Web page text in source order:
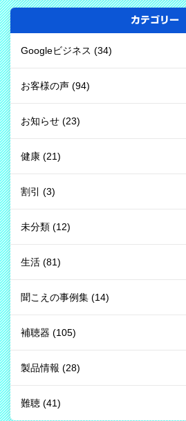
カテゴリー
Googleビジネス (34)
お客様の声 (94)
お知らせ (23)
健康 (21)
割引 (3)
未分類 (12)
生活 (81)
聞こえの事例集 (14)
補聴器 (105)
製品情報 (28)
難聴 (41)